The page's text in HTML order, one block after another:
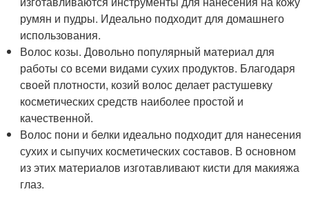
румян и пудры. Идеально подходит для домашнего
использования.
Волос козы. Довольно популярный материал для
работы со всеми видами сухих продуктов. Благодаря
своей плотности, козий волос делает растушевку
косметических средств наиболее простой и
качественной.
Волос пони и белки идеально подходит для нанесения
сухих и сыпучих косметических составов. В основном
из этих материалов изготавливают кисти для макияжа
глаз.